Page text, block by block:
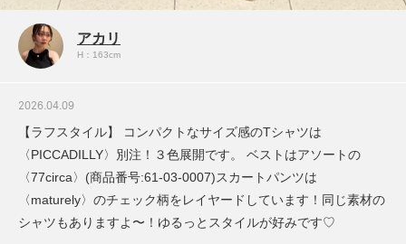
アカリ
H：163cm
2026.04.09
【ラフスタイル】 コンパクトなサイズ感のTシャツは
〈PICCADILLY〉別注！３色展開です。 ベストはアソートの
〈77circa〉(商品番号:61-03-0007)スカートパンツは
〈maturely〉のチェック柄をレイヤードしています！同じ素材の
シャツもありますよ〜！ゆるっとスタイルが好みです♡